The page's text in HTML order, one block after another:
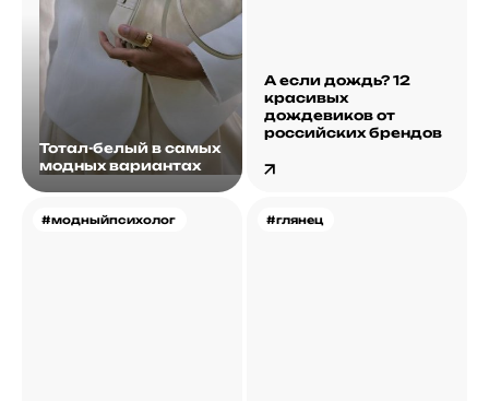
Тотал-белый в самых
модных вариантах
А если дождь? 12
красивых
дождевиков от
российских брендов
#модныйпсихолог #глянец